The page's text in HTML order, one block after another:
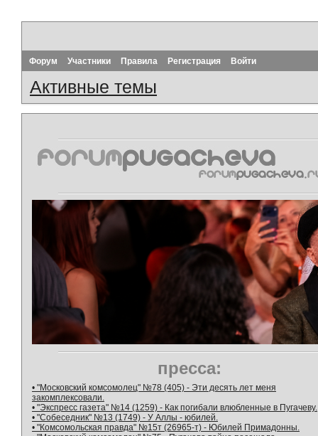
Форум Участники Правила Регистрация Войти
Активные темы
пресса:
• "Московский комсомолец" №78 (405) - Эти десять лет меня
закомплексовали.
• "Экспресс газета" №14 (1259) - Как погибали влюбленные в Пугачеву.
• "Собеседник" №13 (1749) - У Аллы - юбилей.
• "Комсомольская правда" №15т (26965-т) - Юбилей Примадонны.